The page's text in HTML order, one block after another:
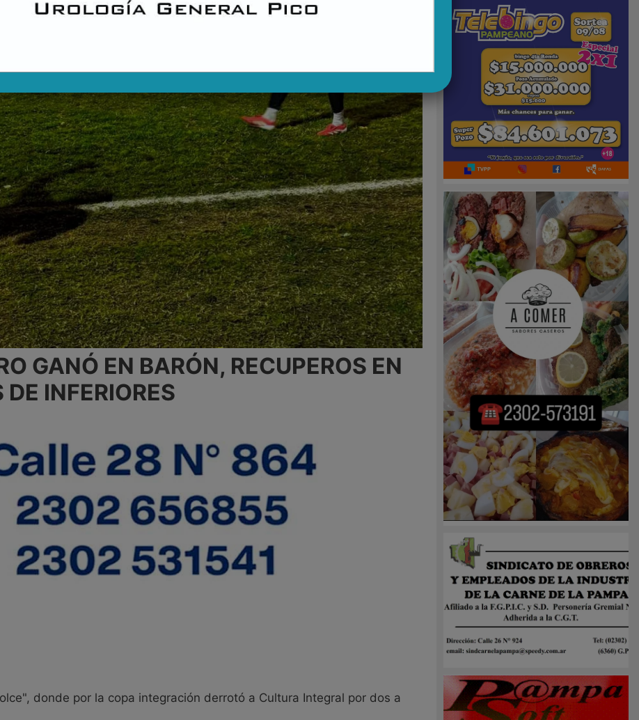
GANÓ EN BARÓN, RECUPEROS EN
INFERIORES
donde por la copa integración derrotó a Cultura Integral por dos a